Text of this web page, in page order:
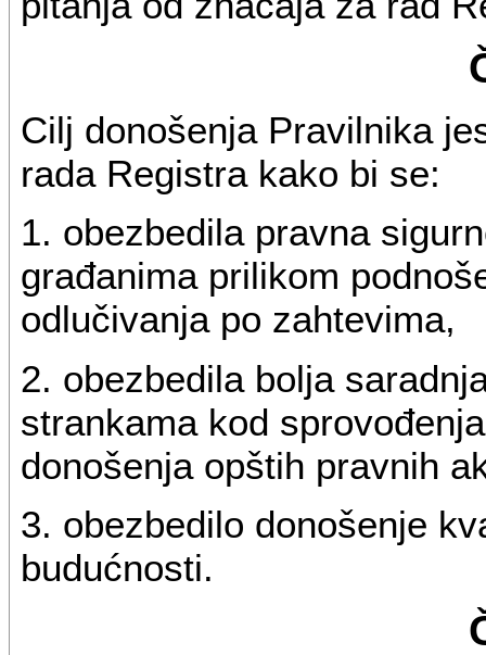
Cilj donošenja Pravilnika
rada Registra kako bi se:
1. obezbedila pravna
građanima prilikom
odlučivanja po zahtevima,
2. obezbedila bolja
strankama kod
donošenja opštih pravnih
3. obezbedilo donošenje
budućnosti.